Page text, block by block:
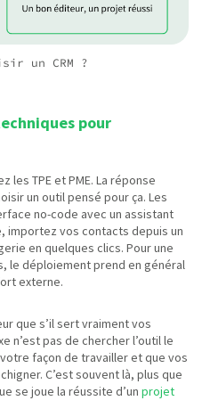
un CRM ?
pour
les TPE et PME. La réponse
un outil pensé pour ça. Les
no-code avec un assistant
importez vos contacts depuis un
en quelques clics. Pour une
le déploiement prend en général
externe.
que s’il sert vraiment vos
n’est pas de chercher l’outil le
façon de travailler et que vos
C’est souvent là, plus que
se joue la réussite d’un projet